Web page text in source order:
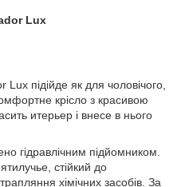
Lux
підійде як для чоловічого,
крісло з красивою
итерьер і внесе в нього
гідравлічним підйомником.
стійкий до
хімічних засобів. За